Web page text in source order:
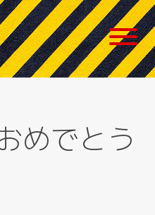
めでとう